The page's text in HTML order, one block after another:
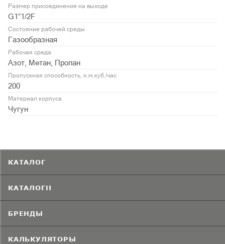
Размер присоединения на выходе
G1”1/2F
Состояние рабочей среды
Газообразная
Рабочая среда
Азот, Метан, Пропан
Пропускная способность, н.м.куб./час
200
Материал корпуса
Чугун
КАТАЛОГ
КАТАЛОГИ
БРЕНДЫ
КАЛЬКУЛЯТОРЫ